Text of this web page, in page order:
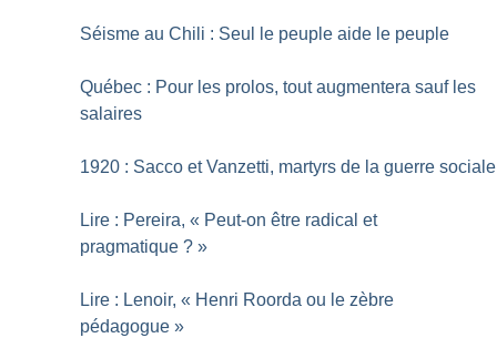
Séisme au Chili : Seul le peuple aide le peuple
Québec : Pour les prolos, tout augmentera sauf les
salaires
1920 : Sacco et Vanzetti, martyrs de la guerre sociale
Lire : Pereira, « Peut-on être radical et
pragmatique ? »
Lire : Lenoir, « Henri Roorda ou le zèbre
pédagogue »